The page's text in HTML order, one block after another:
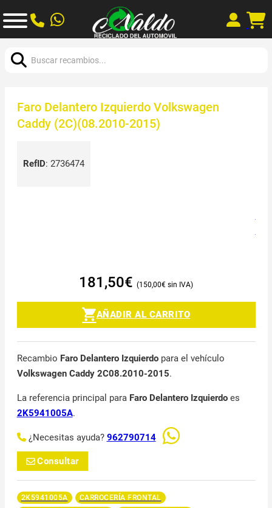
Faro Delantero Izquierdo Volkswagen
Caddy (2C)(08.2010-2015)
RefID: 2736474
181,50€ 150,00€
AÑADIR AL CARRITO
Recambio Faro Delantero Izquierdopara el vehículo
Volkswagen Caddy 2C08.2010-2015.
La referencia principal para Faro Delantero Izquierdoes
2K5941005A.
¿Necesitas ayuda? 962790714
Consultar
2K5941005A
CARROCERÍA FRONTAL